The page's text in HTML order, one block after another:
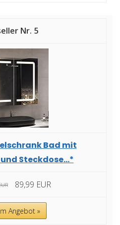
5
Bad mit
Steckdose...*
89,99 EUR
Angebot »